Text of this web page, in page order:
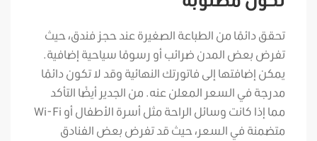
تحقق دائمًا من الطباعة الصغيرة عند حجز فندق، حيث
تفرض بعض المدن ضرائب أو رسومًا سياحية إضافية.
يمكن إضافتها إلى فاتورتك النهائية وقد لا تكون دائمًا
مدرجة في السعر المعلن عنه. من الجدير أيضًا التأكد
مما إذا كانت وسائل الراحة مثل أسرة الأطفال أو Wi-Fi
متضمنة في السعر، حيث قد تفرض بعض الفنادق